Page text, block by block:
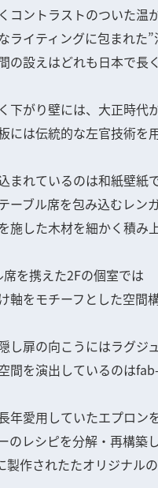
コントラストのついた温
ライティングに包まれた
の設えはどれも日本で長
下がり壁には、大正時
には伝統的な左官技術を
まれているのは和紙壁紙
ーブル席を包み込むレン
施した木材を細かく積み
を携えた2Fの個室では
軸をモチーフとした空間
し扉の向こうにはラグジ
間を演出しているのは
年愛用していたエプロ
のレシピを分解・再構築
作されたたオリジナル